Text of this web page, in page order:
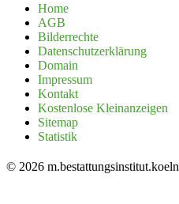
Home
AGB
Bilderrechte
Datenschutzerklärung
Domain
Impressum
Kontakt
Kostenlose Kleinanzeigen
Sitemap
Statistik
© 2026 m.bestattungsinstitut.koeln